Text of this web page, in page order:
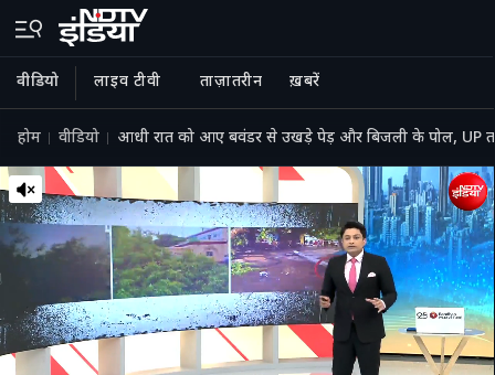
वीडियो लाइव टीवी ताज़ातरीन ख़बरें
होम वीडियो आधी रात को आए बवंडर से उखड़े पेड़ और बिजली के पोल, UP